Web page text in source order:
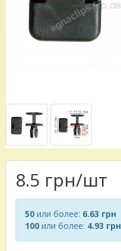
8.5 грн/шт
50 или более: 6.63 грн
100 или более: 4.93 грн